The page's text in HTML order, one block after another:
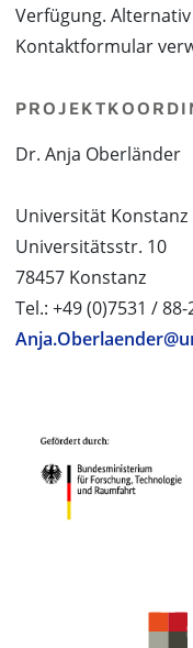
Verfügung.
Kontaktformular
Dr. Anja Oberländer
Universität Konstanz
Universitätsstr. 10
78457 Konstanz
Tel.: +49 (0)7531 / 88-